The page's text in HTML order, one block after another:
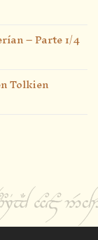
– Parte 1/4
Tolkien